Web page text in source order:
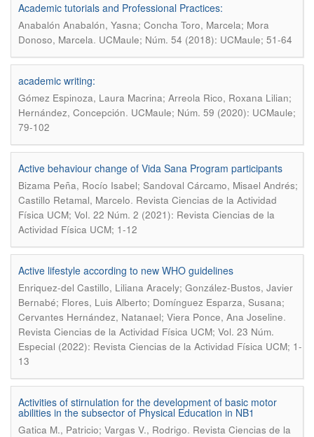
Academic tutorials and Professional Practices:
Anabalón Anabalón, Yasna; Concha Toro, Marcela; Mora
Donoso, Marcela. UCMaule; Núm. 54 (2018): UCMaule; 51-64
academic writing:
Gómez Espinoza, Laura Macrina; Arreola Rico, Roxana Lilian;
Hernández, Concepción. UCMaule; Núm. 59 (2020): UCMaule;
79-102
Active behaviour change of Vida Sana Program participants
Bizama Peña, Rocío Isabel; Sandoval Cárcamo, Misael Andrés;
Castillo Retamal, Marcelo. Revista Ciencias de la Actividad
Física UCM; Vol. 22 Núm. 2 (2021): Revista Ciencias de la
Actividad Física UCM; 1-12
Active lifestyle according to new WHO guidelines
Enriquez-del Castillo, Liliana Aracely; González-Bustos, Javier
Bernabé; Flores, Luis Alberto; Domínguez Esparza, Susana;
Cervantes Hernández, Natanael; Viera Ponce, Ana Joseline.
Revista Ciencias de la Actividad Física UCM; Vol. 23 Núm.
Especial (2022): Revista Ciencias de la Actividad Física UCM; 1-
13
Activities of stirnulation for the development of basic motor
abilities in the subsector of Physical Education in NB1
Gatica M., Patricio; Vargas V., Rodrigo. Revista Ciencias de la